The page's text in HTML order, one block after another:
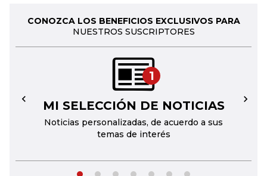
CONOZCA LOS BENEFICIOS EXCLUSIVOS PARA
NUESTROS SUSCRIPTORES
1
MI SELECCIÓN DE NOTICIAS
Noticias personalizadas, de acuerdo a sus
temas de interés
← →